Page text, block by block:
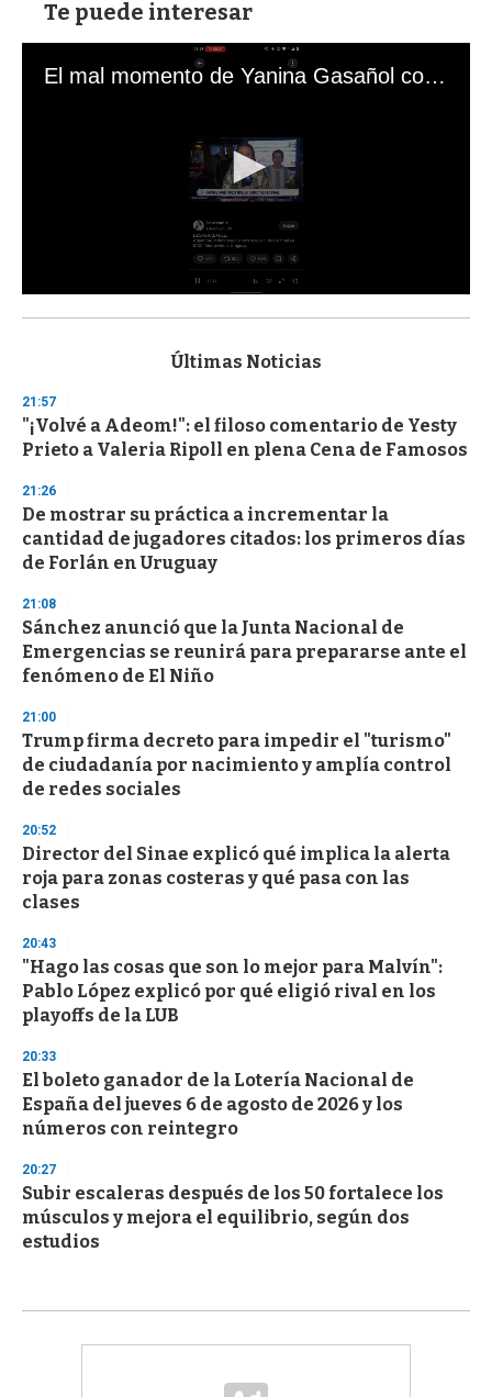
Te puede interesar
El mal momento de Yanina Gasañol con un hincha argentino en "Subrayado"
s
d
s
o
f
3
s
c
o
d
s
Últimas Noticias
21:57
"¡Volvé a Adeom!": el filoso comentario de Yesty
Prieto a Valeria Ripoll en plena Cena de Famosos
21:26
De mostrar su práctica a incrementar la
cantidad de jugadores citados: los primeros días
de Forlán en Uruguay
21:08
Sánchez anunció que la Junta Nacional de
Emergencias se reunirá para prepararse ante el
fenómeno de El Niño
21:00
Trump firma decreto para impedir el "turismo"
de ciudadanía por nacimiento y amplía control
de redes sociales
20:52
Director del Sinae explicó qué implica la alerta
roja para zonas costeras y qué pasa con las
clases
20:43
"Hago las cosas que son lo mejor para Malvín":
Pablo López explicó por qué eligió rival en los
playoffs de la LUB
20:33
El boleto ganador de la Lotería Nacional de
España del jueves 6 de agosto de 2026 y los
números con reintegro
20:27
Subir escaleras después de los 50 fortalece los
músculos y mejora el equilibrio, según dos
estudios